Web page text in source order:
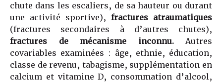
chute dans les escaliers, de sa hauteur ou durant
une activité sportive), fractures atraumatiques
(fractures secondaires à d’autres chutes),
fractures de mécanisme inconnu.Autres
covariables examinées : âge, ethnie, éducation,
classe de revenu, tabagisme, supplémentation en
calcium et vitamine D, consommation d’alcool,